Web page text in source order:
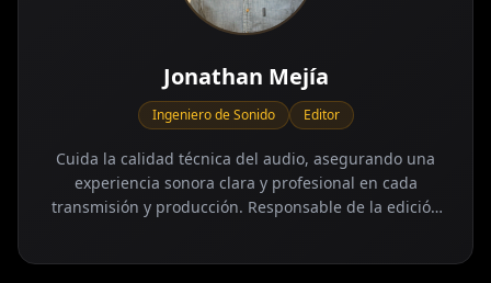
Jonathan Mejía
Ingeniero de Sonido Editor
Cuida la calidad técnica del audio, asegurando una
experiencia sonora clara y profesional en cada
transmisión y producción. Responsable de la edición